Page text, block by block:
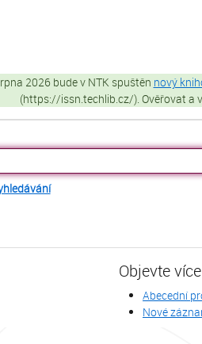
2026 bude v NTK spuštěn nový
(https://issn.techlib.cz/). Ověřovat a
Objevte více
Abecední
Nové